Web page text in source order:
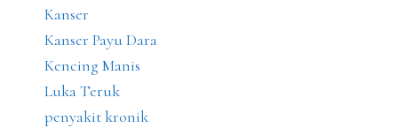
Kanser
Kanser Payu Dara
Kencing Manis
Luka Teruk
penyakit kronik